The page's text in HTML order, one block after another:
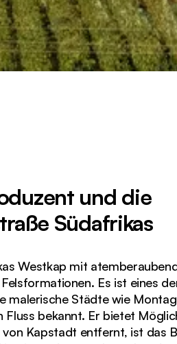
und die
Südafrikas
Westkap mit
Es ist eines
Städte wie
bekannt. Er bietet
Kapstadt entfernt, ist das